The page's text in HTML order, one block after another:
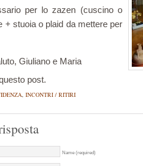
per lo zazen (cuscino o
+ stuoia o plaid da mettere per
Giuliano e Maria
post.
, INCONTRI / RITIRI
Name (required)